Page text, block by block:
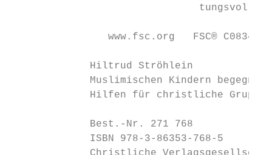
tungsvollen
                www.fsc.org   FSC® C083411
             Hiltrud Ströhlein
             Muslimischen Kindern begegnen
             Hilfen für christliche Gruppen
             Best.-Nr. 271 768
             ISBN 978-3-86353-768-5